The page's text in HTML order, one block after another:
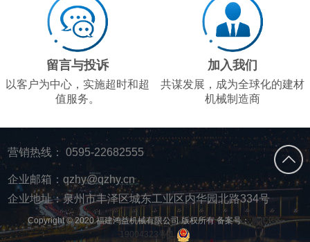
留言与投诉
以客户为中心，实施超时和超
值服务。
加入我们
共谋发展，成为全球化的建材
机械制造商
营销热线： 0595-22682555
企业邮箱：qzhy@qzhy.cn
企业地址：泉州市丰泽区城东工业区内华园北路334号
Copyright © 2020 福建鸿益机械有限公司 版权所有 备案号：闽ICP备
19004323号-1